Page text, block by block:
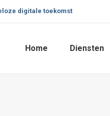
digitale toekomst
Home Diensten